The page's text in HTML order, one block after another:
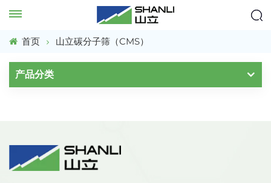
首页 山立碳分子筛（CMS）
产品分类